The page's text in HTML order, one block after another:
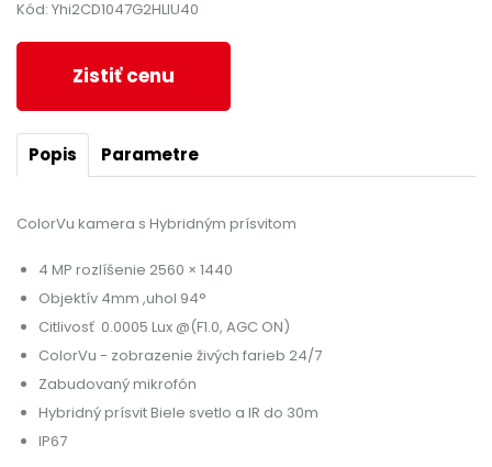
Kód: Yhi2CD1047G2HLIU40
Zistiť cenu
Popis Parametre
ColorVu kamera s Hybridným prísvitom
4 MP rozlíšenie 2560 × 1440
Objektív 4mm ,uhol 94°
Citlivosť 0.0005 Lux @(F1.0, AGC ON)
ColorVu - zobrazenie živých farieb 24/7
Zabudovaný mikrofón
Hybridný prísvit Biele svetlo a IR do 30m
IP67